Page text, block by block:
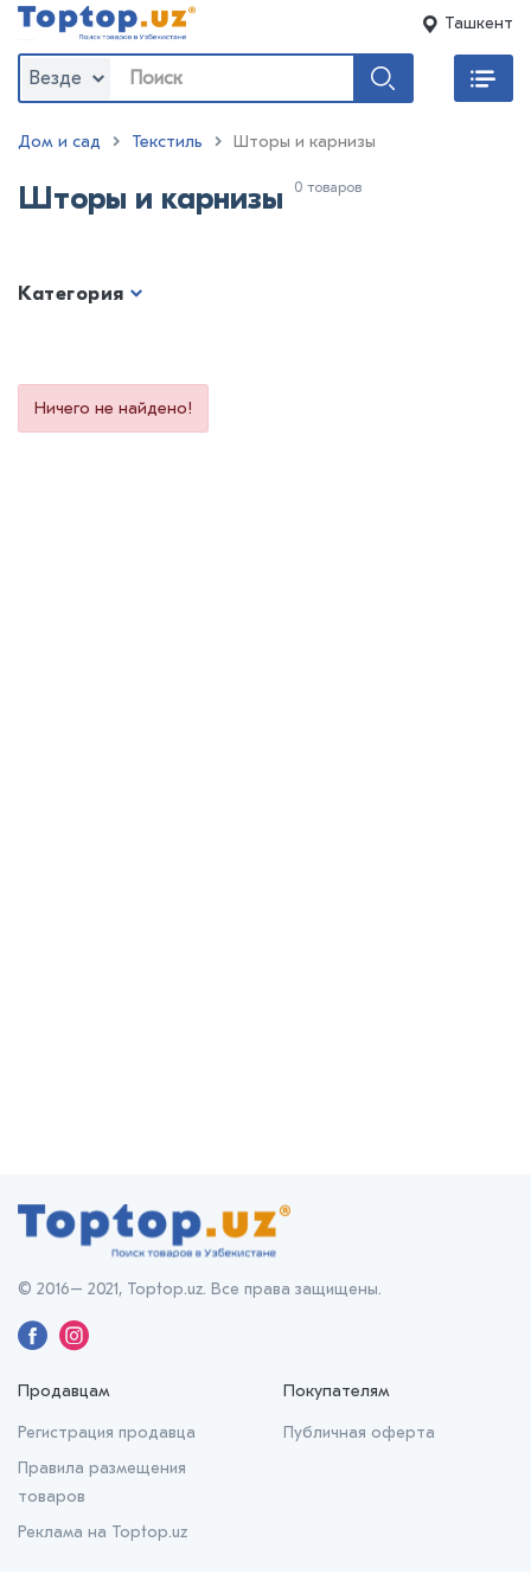
Ташкент
Везде
Дом и сад Текстиль Шторы и карнизы
Шторы и карнизы 0 товаров
Категория
Ничего не найдено!
Продавцам
Регистрация продавца
Правила размещения
товаров
Реклама на Toptop.uz
Покупателям
Публичная оферта
© 2016– 2021, Toptop.uz. Все права защищены.